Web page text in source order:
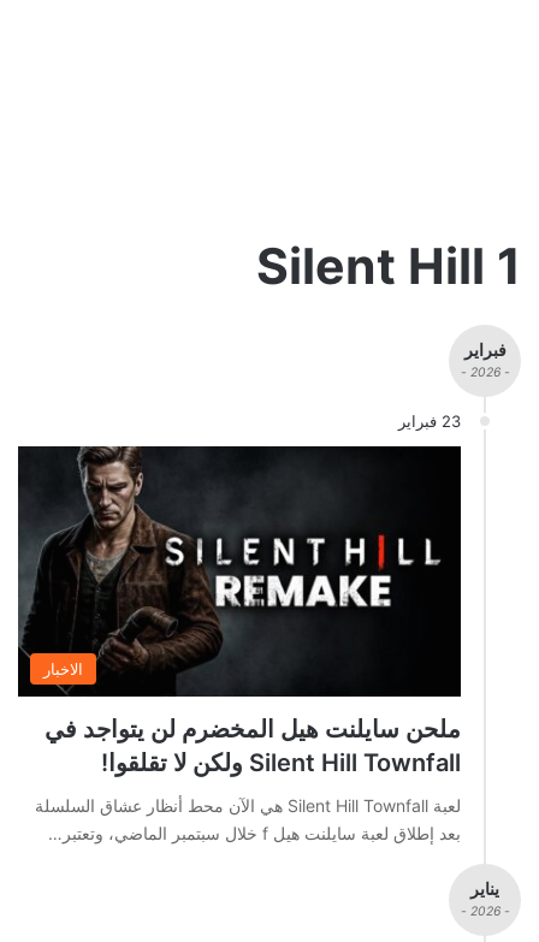
Silent Hill 1
فبراير
- 2026 -
23 فبراير
الاخبار
ملحن سايلنت هيل المخضرم لن يتواجد في
Silent Hill Townfall ولكن لا تقلقوا!
لعبة Silent Hill Townfall هي الآن محط أنظار عشاق السلسلة
بعد إطلاق لعبة سايلنت هيل f خلال سبتمبر الماضي، وتعتبر…
يناير
- 2026 -